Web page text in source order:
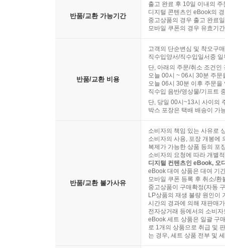
반품/교환 가능기간
출고 완료 후 10일 이내의 주
디지털 콘텐츠인 eBook의
중고상품의 경우 출고 완료
모바일 쿠폰의 경우 유효기
반품/교환 비용
고객의 단순변심 및 착오구
직수입양서/직수입일서중
단, 아래의 주문/취소 조건인
오늘 00시 ~ 06시 30분 주
오늘 06시 30분 이후 주문
직수입 음반/영상물/기프트
단, 당일 00시~13시 사이의
박스 포장은 택배 배송이 가
반품/교환 불가사유
소비자의 책임 있는 사유로
소비자의 사용, 포장 개봉에
복제가 가능한 상품 등의 포
소비자의 요청에 따라 개별
디지털 컨텐츠인 eBook, 오
eBook 대여 상품은 대여 기
모바일 쿠폰 등록 후 취소/환
중고상품이 구매확정(자동
LP상품의 재생 불량 원인이
시간의 경과에 의해 재판매
전자상거래 등에서의 소비
eBook 세트 상품은 일괄 구
로 1개의 상품으로 취급 및
는 경우, 세트 상품 전부 및